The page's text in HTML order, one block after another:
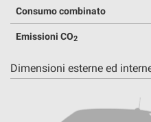
Consumo combinato
Emissioni CO2
Dimensioni esterne ed